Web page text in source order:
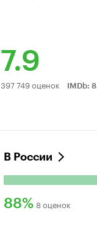
7.9
7.9
397 749 оценок IMDb:
В России
Количество
положительных
оценок:
88% 8 оценок